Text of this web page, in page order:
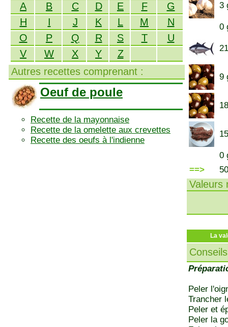
A
B C D E F
G
H
I J K L M
N
O
P Q R S T
U
V
W X Y
Z
Autres recettes comprenant :
Oeuf de poule
Recette de la mayonnaise
Recette de la omelette aux crevettes
Recette des oeufs à l'indienne
3
0
9
0
==>
Valeurs
La
Peler
Trancher
Peler et
Peler la